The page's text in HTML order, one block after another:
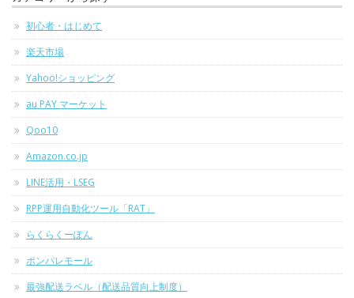
初心者・はじめて
楽天市場
Yahoo!ショッピング
au PAY マーケット
Qoo10
Amazon.co.jp
LINE活用・LSEG
RPP運用自動化ツール「RAT」
らくらくーぽん
ポンパレモール
最強配送ラベル（配送品質向上制度）